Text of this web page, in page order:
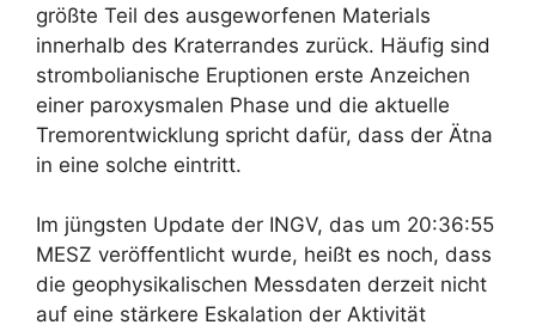
größte Teil des ausgeworfenen Materials
innerhalb des Kraterrandes zurück. Häufig sind
strombolianische Eruptionen erste Anzeichen
einer paroxysmalen Phase und die aktuelle
Tremorentwicklung spricht dafür, dass der Ätna
in eine solche eintritt.
Im jüngsten Update der INGV, das um 20:36:55
MESZ veröffentlicht wurde, heißt es noch, dass
die geophysikalischen Messdaten derzeit nicht
auf eine stärkere Eskalation der Aktivität